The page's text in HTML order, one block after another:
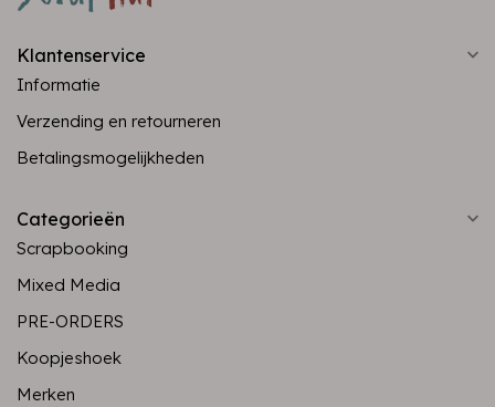
Klantenservice
Informatie
Verzending en retourneren
Betalingsmogelijkheden
Categorieën
Scrapbooking
Mixed Media
PRE-ORDERS
Koopjeshoek
Merken